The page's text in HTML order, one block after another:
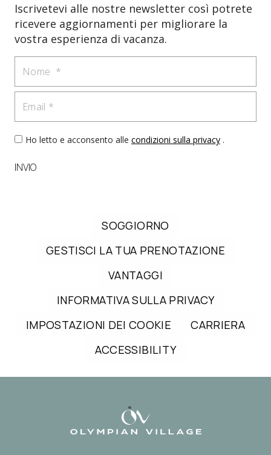
Iscrivetevi alle nostre newsletter così potrete
ricevere aggiornamenti per migliorare la
vostra esperienza di vacanza.
Ho letto e acconsento alle condizioni sulla privacy .
INVIO
SOGGIORNO
GESTISCI LA TUA PRENOTAZIONE
VANTAGGI
INFORMATIVA SULLA PRIVACY
IMPOSTAZIONI DEI COOKIE
CARRIERA
ACCESSIBILITY